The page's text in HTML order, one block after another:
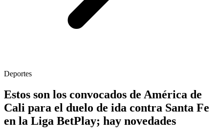
Deportes
Estos son los convocados de América de
Cali para el duelo de ida contra Santa Fe
en la Liga BetPlay; hay novedades